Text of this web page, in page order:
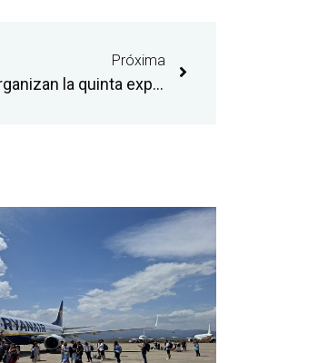
Próxima
El aeropuerto de Castellón y el Macvac organizan la quinta exposición del proyecto ‘Sala 30’